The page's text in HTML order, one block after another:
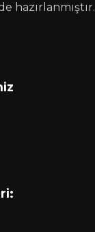
hazırlanmıştır.